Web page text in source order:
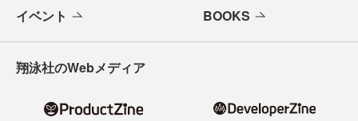
イベント BOOKS
翔泳社のWebメディア